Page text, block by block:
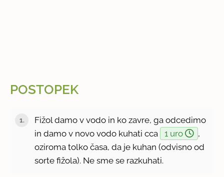
POSTOPEK
Fižol damo v vodo in ko zavre, ga odcedimo
in damo v novo vodo kuhati cca
1 uro
,
oziroma tolko časa, da je kuhan (odvisno od
sorte fižola). Ne sme se razkuhati.